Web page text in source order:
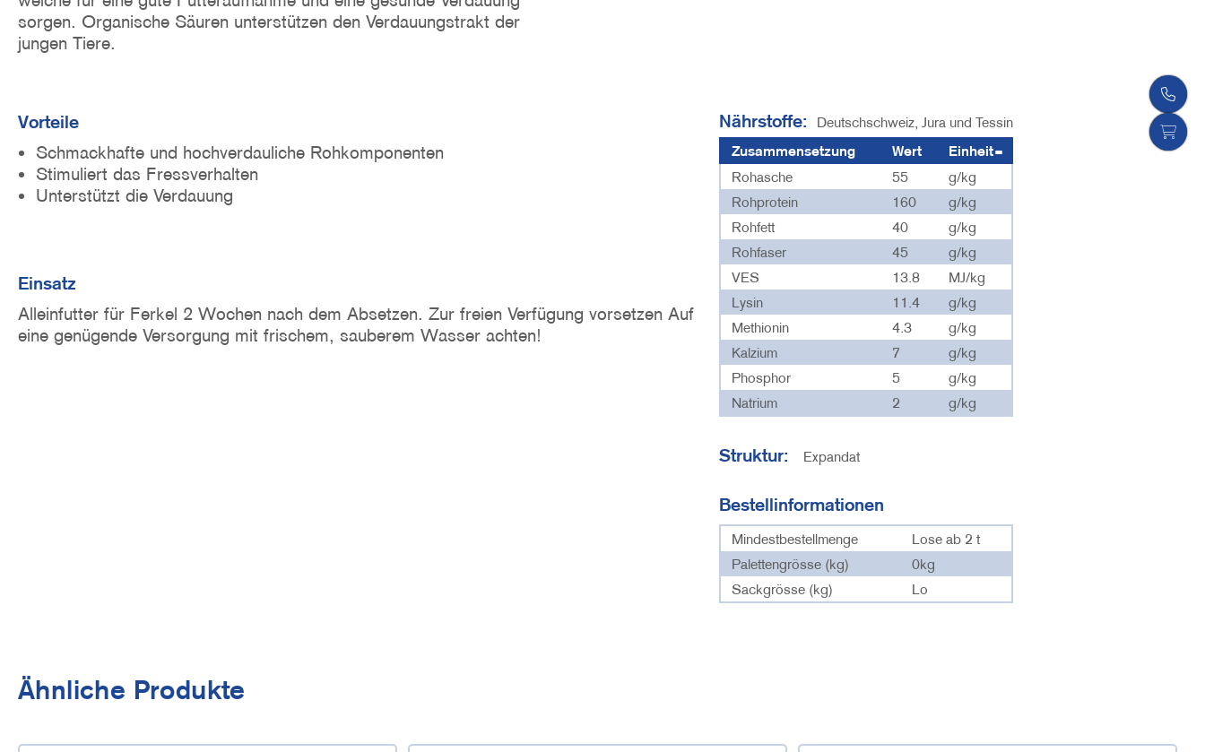
o
n
sorgen. Organische Säuren unterstützen den Verdauungstrakt der
jungen Tiere.
Vorteile
Schmackhafte und hochverdauliche Rohkomponenten
Stimuliert das Fressverhalten
Unterstützt die Verdauung
Einsatz
Alleinfutter für Ferkel 2 Wochen nach dem Absetzen. Zur freien Verfügung vorsetzen Auf
eine genügende Versorgung mit frischem, sauberem Wasser achten!
Nährstoffe: Deutschschweiz, Jura und Tessin
Zusammensetzung
Wert
Einheit
Rohasche
55
g/kg
Rohprotein
160
g/kg
Rohfett
40
g/kg
Rohfaser
45
g/kg
VES
13.8
MJ/kg
Lysin
11.4
g/kg
Methionin
4.3
g/kg
Kalzium
7
g/kg
Phosphor
5
g/kg
Natrium
2 g/kg
Struktur: Expandat
Bestellinformationen
Mindestbestellmenge
Lose ab 2 t
Palettengrösse (kg)
0kg
Sackgrösse (kg)
Lo
Ähnliche Produkte